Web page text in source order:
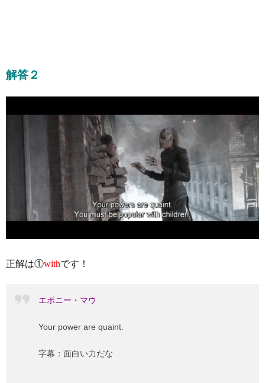
解答２
正解は①withです！
エボニー・マウ
Your power are quaint.
字幕：面白い力だな